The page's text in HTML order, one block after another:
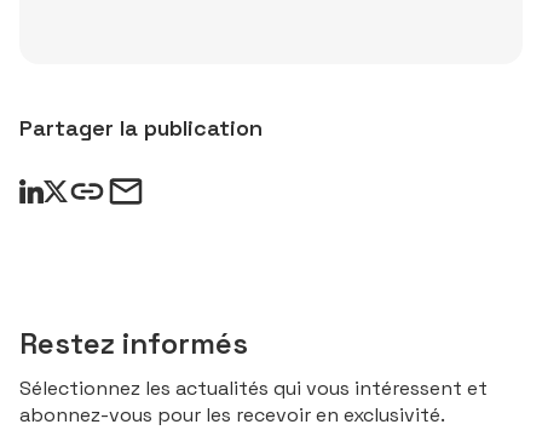
Partager la publication
Restez informés
Sélectionnez les actualités qui vous intéressent et
abonnez-vous pour les recevoir en exclusivité.